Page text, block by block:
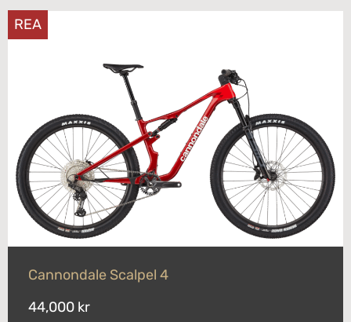
REA
Cannondale Scalpel 4
44,000 kr